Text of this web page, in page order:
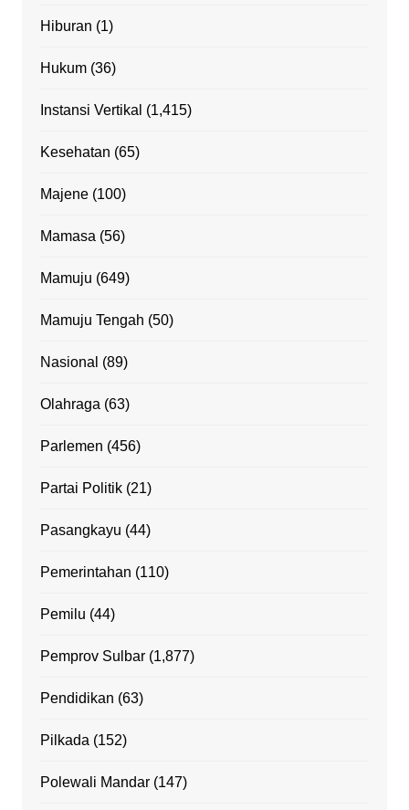
Hiburan (1)
Hukum(36)
Instansi Vertikal (1,415)
Kesehatan (65)
Majene(100)
Mamasa (56)
Mamuju (649)
Mamuju Tengah (50)
Nasional (89)
Olahraga (63)
Parlemen (456)
Partai Politik(21)
Pasangkayu (44)
Pemerintahan (110)
Pemilu (44)
Pemprov Sulbar(1,877)
Pendidikan (63)
Pilkada (152)
Polewali Mandar(147)